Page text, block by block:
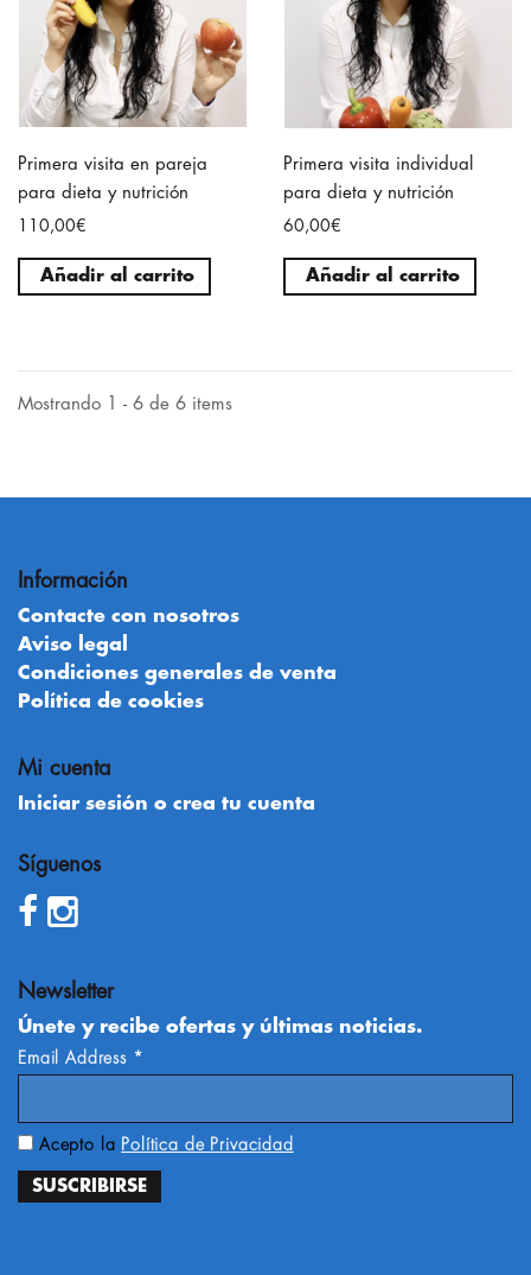
Primera visita en pareja
para dieta y nutrición
110,00€
Añadir al carrito
Primera visita individual
para dieta y nutrición
60,00€
Añadir al carrito
Mostrando 1 - 6 de 6 items
Información
Contacte con nosotros
Aviso legal
Condiciones generales de venta
Política de cookies
Mi cuenta
Iniciar sesión o crea tu cuenta
Síguenos
Newsletter
Únete y recibe ofertas y últimas noticias.
Email Address *
Acepto la Política de Privacidad